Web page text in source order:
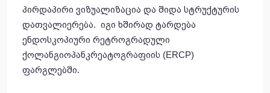
პირდაპირი ვიზუალიზაცია და შიდა სტრუქტურის
დათვალიერება. იგი ხშირად ტარდება
ენდოსკოპიური რეტროგრადული
ქოლანგიოპანკრეატოგრაფიის (ERCP)
ფარგლებში.